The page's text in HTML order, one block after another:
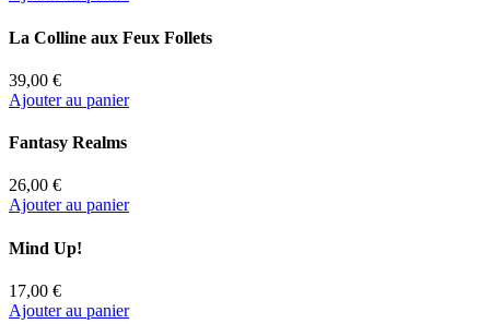
La Colline aux Feux Follets
39,00 €
Ajouter au panier
Fantasy Realms
26,00 €
Ajouter au panier
Mind Up!
17,00 €
Ajouter au panier